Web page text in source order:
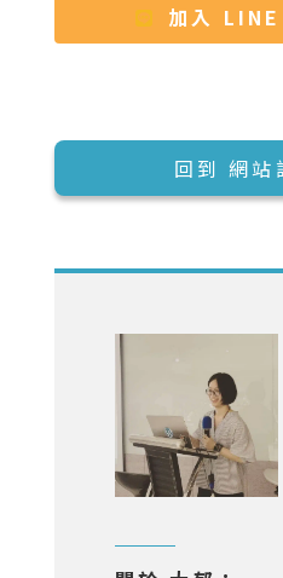
加入
回到 網站